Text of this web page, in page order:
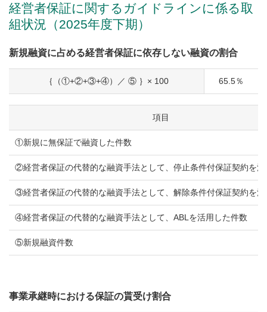
経営者保証に関するガイドラインに係る取
組状況（2025年度下期）
新規融資に占める経営者保証に依存しない融資の割合
｛（①+②+③+④）／ ⑤ ｝× 100 65.5％
項目
①新規に無保証で融資した件数
②経営者保証の代替的な融資手法として、停止条件付保証契約を
③経営者保証の代替的な融資手法として、解除条件付保証契約を
④経営者保証の代替的な融資手法として、ABLを活用した件数
⑤新規融資件数
事業承継時における保証の貰受け割合